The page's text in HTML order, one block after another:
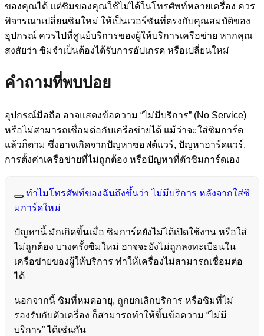
ของคุณได้ แต่ซิมของคุณใช้ไม่ได้ในโทรศัพท์หลายเครื่อง ควร
พิจารณาเปลี่ยนซิมใหม่ ให้เป็นเวอร์ชันที่ตรงกับคุณสมบัติของ
อุปกรณ์ ควรไปที่ศูนย์บริการของผู้ให้บริการเครือข่าย หากคุณ
สงสัยว่า ซิมจำเป็นต้องได้รับการอัปเกรด หรือเปลี่ยนใหม่
คำถามที่พบบ่อย
อุปกรณ์มือถือ อาจแสดงข้อความ “ไม่มีบริการ” (No Service)
หรือไม่สามารถเชื่อมต่อกับเครือข่ายได้ แม้ว่าจะใส่ซิมการ์ด
แล้วก็ตาม ซึ่งอาจเกิดจากปัญหาซอฟต์แวร์, ปัญหาฮาร์ดแวร์,
การตั้งค่าเครือข่ายที่ไม่ถูกต้อง หรือปัญหาที่ตัวซิมการ์ดเอง
ทำไมโทรศัพท์ของฉันถึงขึ้นว่า ไม่มีบริการ หลังจากใส่ซิ
มการ์ดใหม่
ปัญหานี้ มักเกิดขึ้นเมื่อ ซิมการ์ดยังไม่ได้เปิดใช้งาน หรือใส่
ไม่ถูกต้อง บางครั้งซิมใหม่ อาจจะยังไม่ถูกลงทะเบียนใน
เครือข่ายของผู้ให้บริการ ทำให้เครื่องไม่สามารถเชื่อมต่อ
ได้
นอกจากนี้ ซิมที่หมดอายุ, ถูกยกเลิกบริการ หรือซิมที่ไม่
รองรับกับตัวเครื่อง ก็สามารถทำให้ขึ้นข้อความ “ไม่มี
บริการ” ได้เช่นกัน